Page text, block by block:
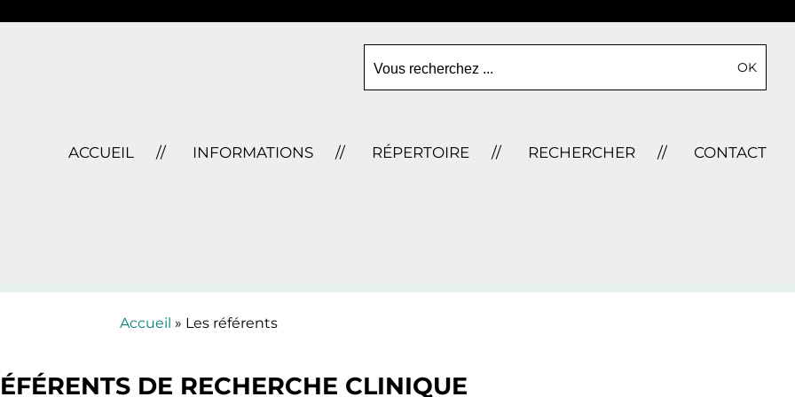
Vous recherchez ...
ACCUEIL INFORMATIONS RÉPERTOIRE RECHERCHER CONTACT
Accueil » Les référents
DE RECHERCHE CLINIQUE